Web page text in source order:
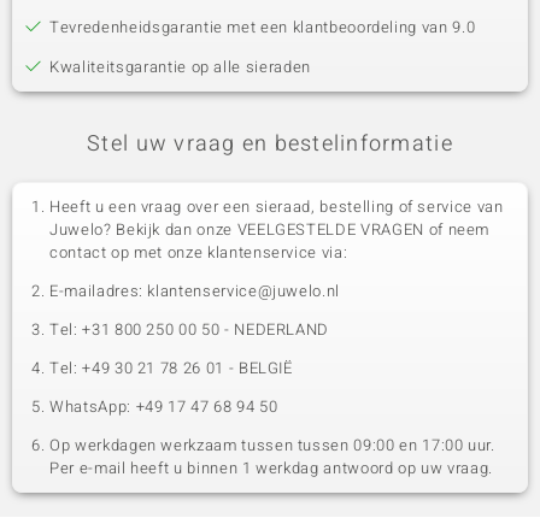
Tevredenheidsgarantie met een klantbeoordeling van 9.0
Kwaliteitsgarantie op alle sieraden
Stel uw vraag en bestelinformatie
Heeft u een vraag over een sieraad, bestelling of service van
Juwelo? Bekijk dan onze VEELGESTELDE VRAGEN of neem
contact op met onze klantenservice via:
E-mailadres: klantenservice@juwelo.nl
Tel: +31 800 250 00 50 - NEDERLAND
Tel: +49 30 21 78 26 01 - BELGIË
WhatsApp: +49 17 47 68 94 50
Op werkdagen werkzaam tussen tussen 09:00 en 17:00 uur.
Per e-mail heeft u binnen 1 werkdag antwoord op uw vraag.